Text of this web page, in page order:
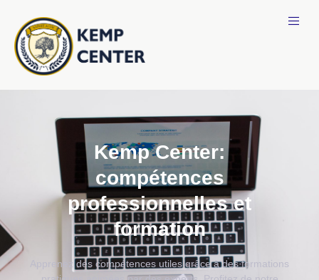
Kemp Center:
compétences
professionnelles et
formation
Apprenez des compétences utiles grâce à des formations